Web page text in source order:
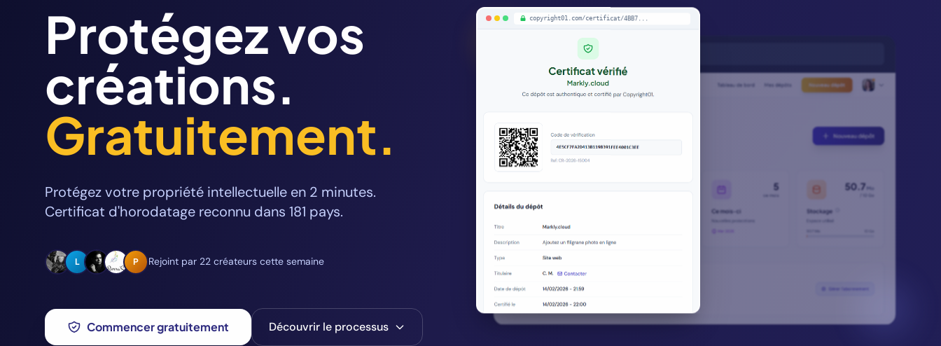
Protégez vos
créations.
Gratuitement.
Protégez votre propriété intellectuelle en 2 minutes.
Certificat d'horodatage reconnu dans 181 pays.
L P Rejoint par 22 créateurs cette semaine
Commencer gratuitement Découvrir le processus
copyright01.com/dashboard
copyright01.com/certificat/4BB7...